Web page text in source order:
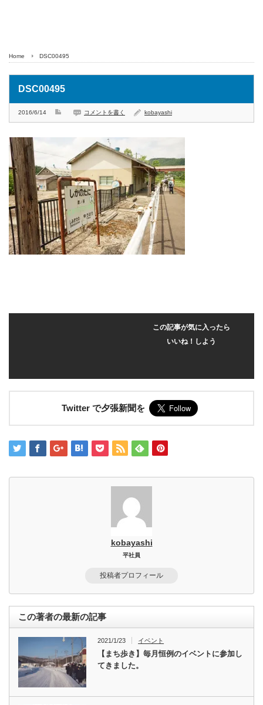
Home DSC00495
DSC00495
2016/6/14 コメントを書く kobayashi
この記事が気に入ったら
いいね！しよう
Twitter で夕張新聞を
kobayashi
平社員
投稿者プロフィール
この著者の最新の記事
2021/1/23 イベント
【まち歩き】毎月恒例のイベントに参加し
てきました。